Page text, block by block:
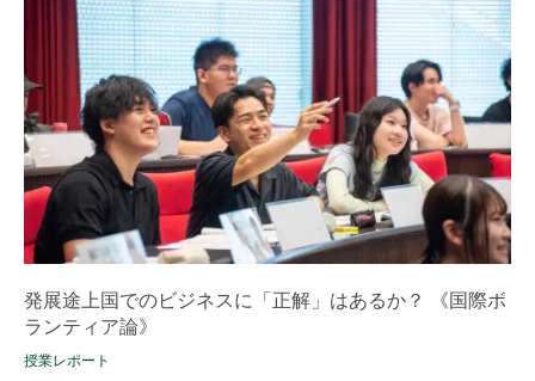
発展途上国でのビジネスに「正解」はあるか？ 《国際ボ
ランティア論》
授業レポート